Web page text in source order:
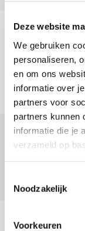
Deze website
We gebruiken
personaliseren,
en om ons
informatie over
partners voor
partners kunnen
informatie die je
verzameld op
Noodzakelijk
Voorkeuren
Reisverslag
operatie
Brandt
dat steeds